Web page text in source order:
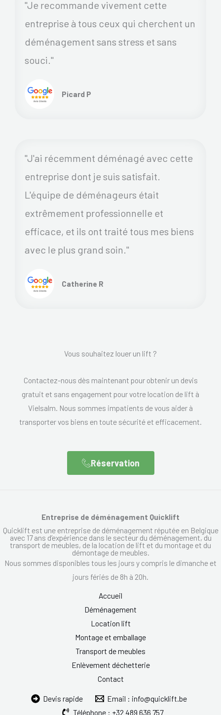
"Je recommande vivement cette
entreprise à tous ceux qui cherchent un
déménagement sans stress et sans
souci."
Picard P
"J'ai récemment déménagé avec cette
entreprise dont je suis satisfait.
L'équipe de déménageurs était
extrêmement professionnelle et
efficace, et ils ont traité tous mes biens
avec le plus grand soin."
Catherine R
Vous souhaitez louer un lift ?
Contactez-nous dès maintenant pour obtenir un devis
gratuit et sans engagement pour votre location de lift à
Vielsalm. Nous sommes impatients de vous aider à
transporter vos biens en toute sécurité et efficacement.
Réservation
Entreprise de déménagement Quicklift
Quicklift est une entreprise de déménagement réputée en Belgique
avec 17 ans d’expérience dans le secteur du déménagement, du
transport de meubles, de la location de lift et du montage et du
démontage de meubles.
Nous sommes disponibles tous les jours y compris le dimanche et
jours fériés de 8h à 20h.
Accueil
Déménagement
Location lift
Montage et emballage
Transport de meubles
Enlèvement déchetterie
Contact
Devis rapide
Email : info@quicklift.be
Téléphone : +32 489 636 757